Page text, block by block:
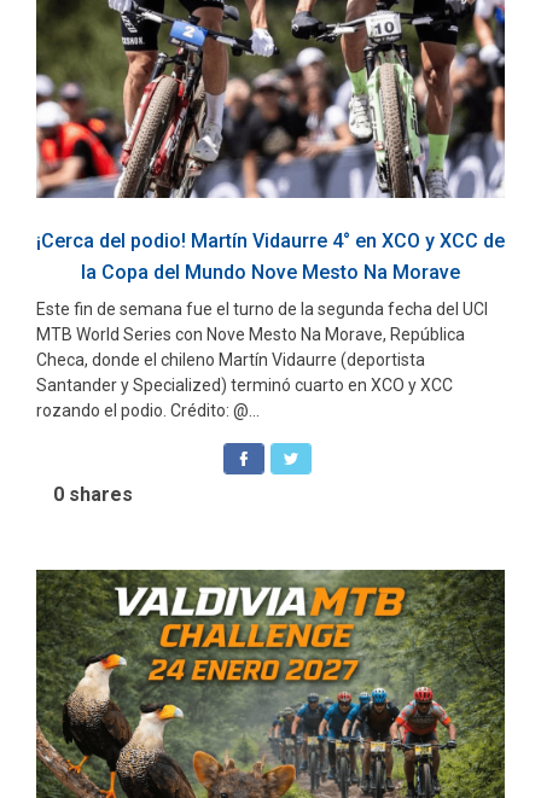
¡Cerca del podio! Martín Vidaurre 4° en XCO y XCC de
la Copa del Mundo Nove Mesto Na Morave
Este fin de semana fue el turno de la segunda fecha del UCI
MTB World Series con Nove Mesto Na Morave, República
Checa, donde el chileno Martín Vidaurre (deportista
Santander y Specialized) terminó cuarto en XCO y XCC
rozando el podio. Crédito: @...
0 shares